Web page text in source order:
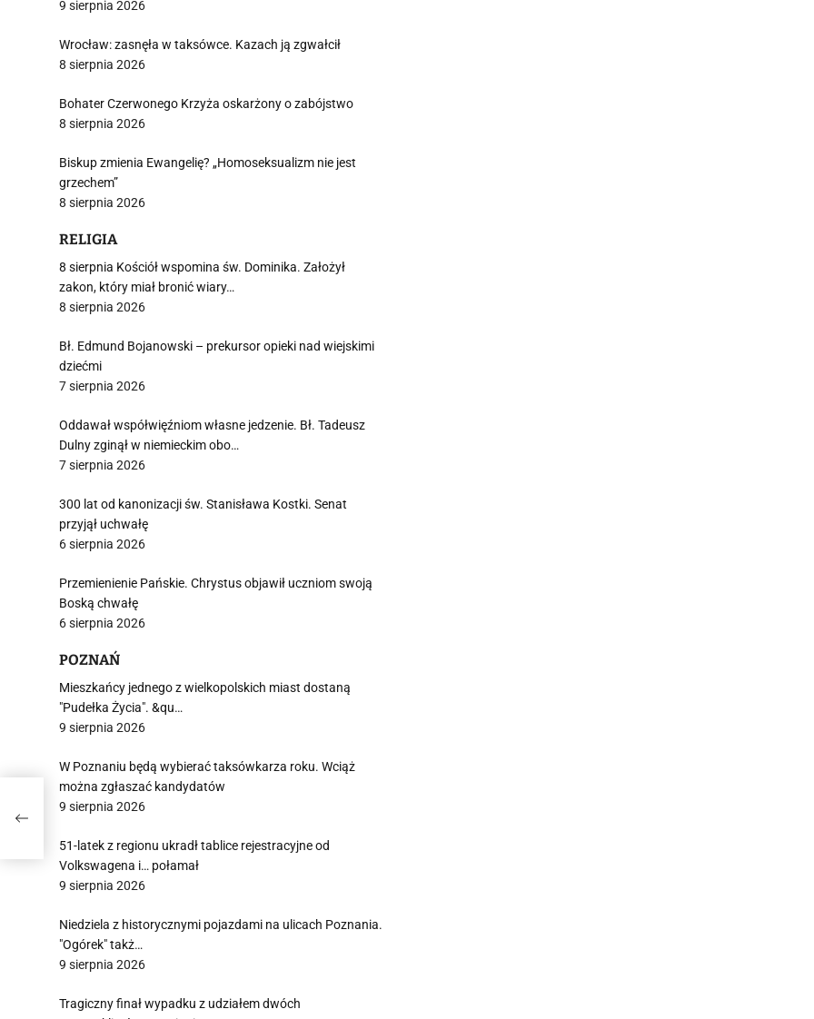
9 sierpnia 2026
Wrocław: zasnęła w taksówce. Kazach ją zgwałcił
8 sierpnia 2026
Bohater Czerwonego Krzyża oskarżony o zabójstwo
8 sierpnia 2026
Biskup zmienia Ewangelię? „Homoseksualizm nie jest
grzechem”
8 sierpnia 2026
RELIGIA
8 sierpnia Kościół wspomina św. Dominika. Założył
zakon, który miał bronić wiary…
8 sierpnia 2026
Bł. Edmund Bojanowski – prekursor opieki nad wiejskimi
dziećmi
7 sierpnia 2026
Oddawał współwięźniom własne jedzenie. Bł. Tadeusz
Dulny zginął w niemieckim obo…
7 sierpnia 2026
300 lat od kanonizacji św. Stanisława Kostki. Senat
przyjął uchwałę
6 sierpnia 2026
Przemienienie Pańskie. Chrystus objawił uczniom swoją
Boską chwałę
6 sierpnia 2026
POZNAŃ
Mieszkańcy jednego z wielkopolskich miast dostaną
"Pudełka Życia". &qu…
9 sierpnia 2026
W Poznaniu będą wybierać taksówkarza roku. Wciąż
można zgłaszać kandydatów
9 sierpnia 2026
51-latek z regionu ukradł tablice rejestracyjne od
Volkswagena i… połamał
9 sierpnia 2026
Niedziela z historycznymi pojazdami na ulicach Poznania.
"Ogórek" takż…
9 sierpnia 2026
Tragiczny finał wypadku z udziałem dwóch